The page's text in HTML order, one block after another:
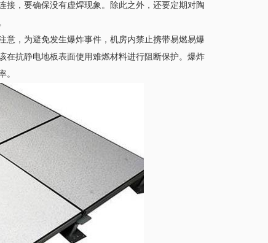
，要确保没有虚焊现象。除此之外，还要定期对陶
，为避免发生爆炸事件，机房内禁止携带易燃易爆
在抗静电地板表面使用难燃材料进行阻断保护。爆炸
。